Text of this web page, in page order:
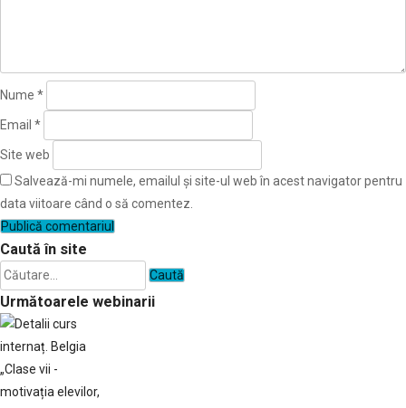
Nume *
Email *
Site web
Salvează-mi numele, emailul și site-ul web în acest navigator pentru
data viitoare când o să comentez.
Caută în site
Caută
după:
Următoarele webinarii